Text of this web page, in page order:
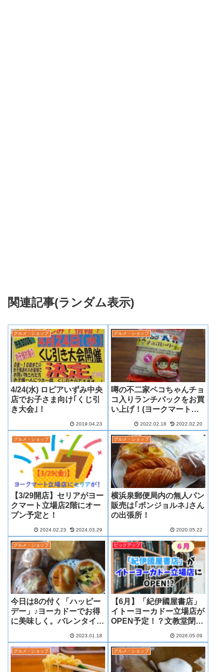
関連記事(ランダム表示)
グルメ・ショップ
4/24(水) ロピアいずみ中央
店でお子さま向け｢くじ引
き大会｣！
2019.04.23
グルメ・ショップ
噂の不二家ペコちゃんチョ
コ入りランチパックをお買
い上げ！(ヨークマート立
2022.02.18 2022.02.20
グルメ・ショップ
【3/29開店】セリアがヨー
クマート立場店2階にオー
プン予定と！
2024.02.23 2024.03.29
グルメ・ショップ
横浜泉郵便局内の無人パン
販売は｢ボンジョルネ｣さん
の出張所！
2020.05.22
グルメ・ショップ
今日は8の付く「ハッピー
デー」♪ヨーカドーでお得
に美味しく。バレンタイン
た！
2023.01.18
ピックアップ
【6月】「紀伊國屋書店」
イトーヨーカドー立場店が
OPEN予定！？文教堂閉店
2026.05.09
グルメ・ショップ グルメ・ショップ